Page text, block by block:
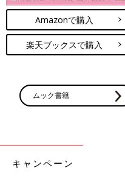
Amazonで購入
楽天ブックスで購入
ムック書籍
キャンペーン